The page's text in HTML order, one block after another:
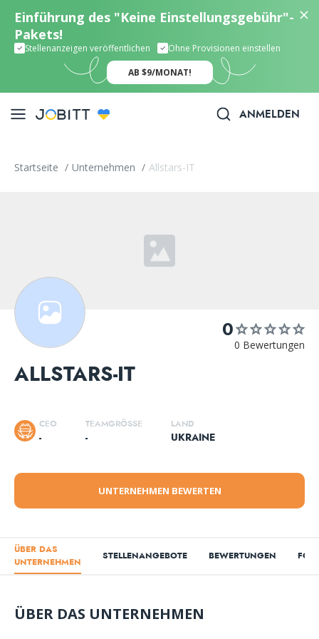
Einführung des "Keine Einstellungsgebühr"-
Pakets!
Stellenanzeigen veröffentlichen Ohne Provisionen einstellen
AB $9/MONAT!
ANMELDEN
Startseite / Unternehmen / Allstars-IT
ALLSTARS-IT
CEO
-
TEAMGRÖSSE
-
LAND
UKRAINE
0
0 Bewertungen
UNTERNEHMEN BEWERTEN
ÜBER DAS
UNTERNEHMEN
STELLENANGEBOTE BEWERTUNGEN
ÜBER DAS UNTERNEHMEN